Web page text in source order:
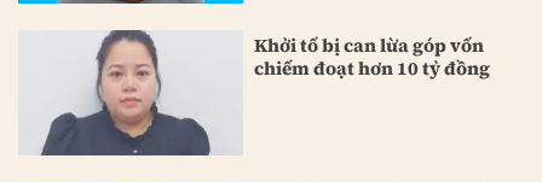
Khởi tố bị can lừa góp vốn
chiếm đoạt hơn 10 tỷ đồng